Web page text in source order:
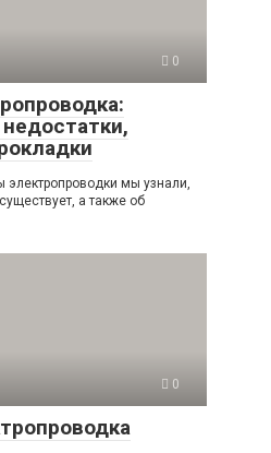
0
мы узнали,
а также об
0